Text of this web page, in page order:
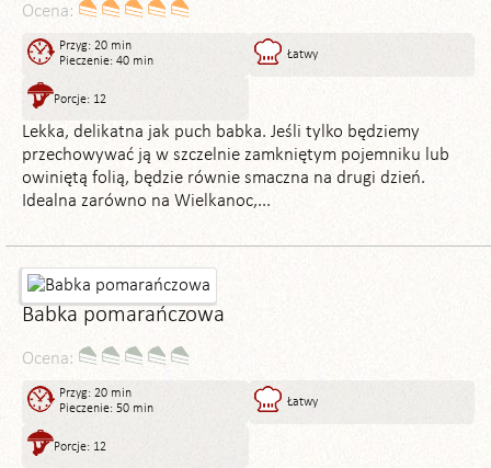
Ocena:
Przyg: 20 min
Pieczenie: 40 min
Łatwy
Porcje: 12
Lekka, delikatna jak puch babka. Jeśli tylko będziemy
przechowywać ją w szczelnie zamkniętym pojemniku lub
owiniętą folią, będzie równie smaczna na drugi dzień.
Idealna zarówno na Wielkanoc,...
Babka pomarańczowa
Ocena:
Przyg: 20 min
Pieczenie: 50 min
Łatwy
Porcje: 12